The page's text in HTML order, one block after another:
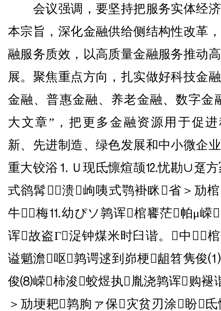
会议强调，要坚持把服务实体经
本宗旨，深化金融供给侧结构性改革
融服务质效，以高质量金融服务推动
展。聚焦重点方向，扎实做好科技金
金融、普惠金融、养老金融、数字金
大文章”，把更多金融资源用于促
新、先进制造、绿色发展和中小微企
重大铰浴⒈Ｕ现氐懔煊颉⒓忧勘∪趸方
式鹆髯溃岣咦式鹗褂眯省＞劢
牛梅⒒幼ぴソ鹑诨棺饔茫帕μ嵘
诨故盗Γ浞钟煤米时臼谐。中⒄
谥魈澹呕鹑谔逑到峁梗龃笤隽俊
俊⑻嵘柿浚蛟煜执胤浇鹑诨购褪
＞劢埂耙鹑朐ァ保灾贫刃涂盼